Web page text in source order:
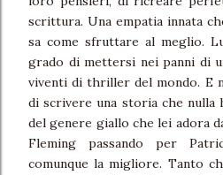
scrittura. Una empatia innata
sa come sfruttare al meglio.
grado di mettersi nei panni di
viventi di thriller del mondo. E
di scrivere una storia che nulla
del genere giallo che lei adora
Fleming passando per
comunque la migliore. Tanto